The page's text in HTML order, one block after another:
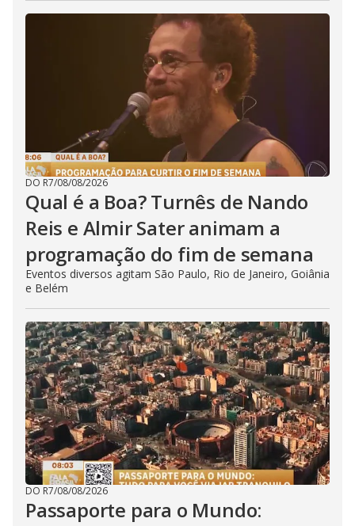
DO R7/08/08/2026
Qual é a Boa? Turnês de Nando
Reis e Almir Sater animam a
programação do fim de semana
Eventos diversos agitam São Paulo, Rio de Janeiro, Goiânia
e Belém
DO R7/08/08/2026
Passaporte para o Mundo: